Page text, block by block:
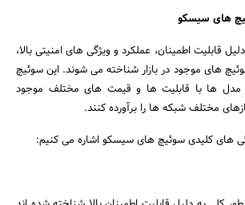
های سیسکو
قابلیت اطمینان، عملکرد و ویژگی های امنیتی بالا،
های موجود در بازار شناخته می شوند. این سوئیچ
ها با قابلیت ها و قیمت های مختلف موجود
مختلف شبکه ها را برآورده کنند.
های کلیدی سوئیچ های سیسکو اشاره می کنیم: